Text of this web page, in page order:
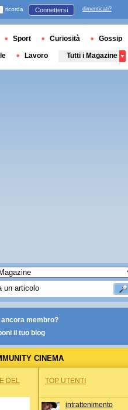
ancora membro?
il tuo blog
CINEMA
DEL
TOP UTENTI
intrattenimento
ricorda Connettersi dimenticati?
Sport Curiosità Gossip
Lavoro Tutti i Magazine